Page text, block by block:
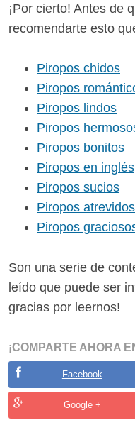
¡Por cierto! Antes de
recomendarte esto
Piropos chidos
Piropos
Piropos lindos
Piropos
Piropos bonitos
Piropos en inglés
Piropos sucios
Piropos atrevidos
Piropos
Son una serie de
leído que puede ser
gracias por leernos!
¡COMPARTE AHORA
Facebook
Google +